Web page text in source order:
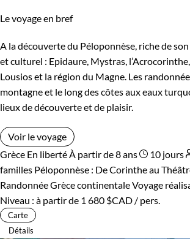
Le voyage en bref
A la découverte du Péloponnèse, riche de
et culturel : Epidaure, Mystras,
Lousios et la région du Magne. Les
montagne et le long des côtes aux eaux
lieux de découverte et de plaisir.
Voir le voyage
Grèce En liberté À partir de 8 ans 10 jours
familles Péloponnèse : De Corinthe au
Randonnée Grèce continentaleVoyage
Niveau : à partir de 1 680 $CAD / pers.
Carte
Détails